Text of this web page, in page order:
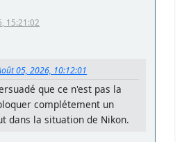
15:21:02
05, 2026, 10:12:01
que ce n'est pas la
complétement un
dans la situation de Nikon.